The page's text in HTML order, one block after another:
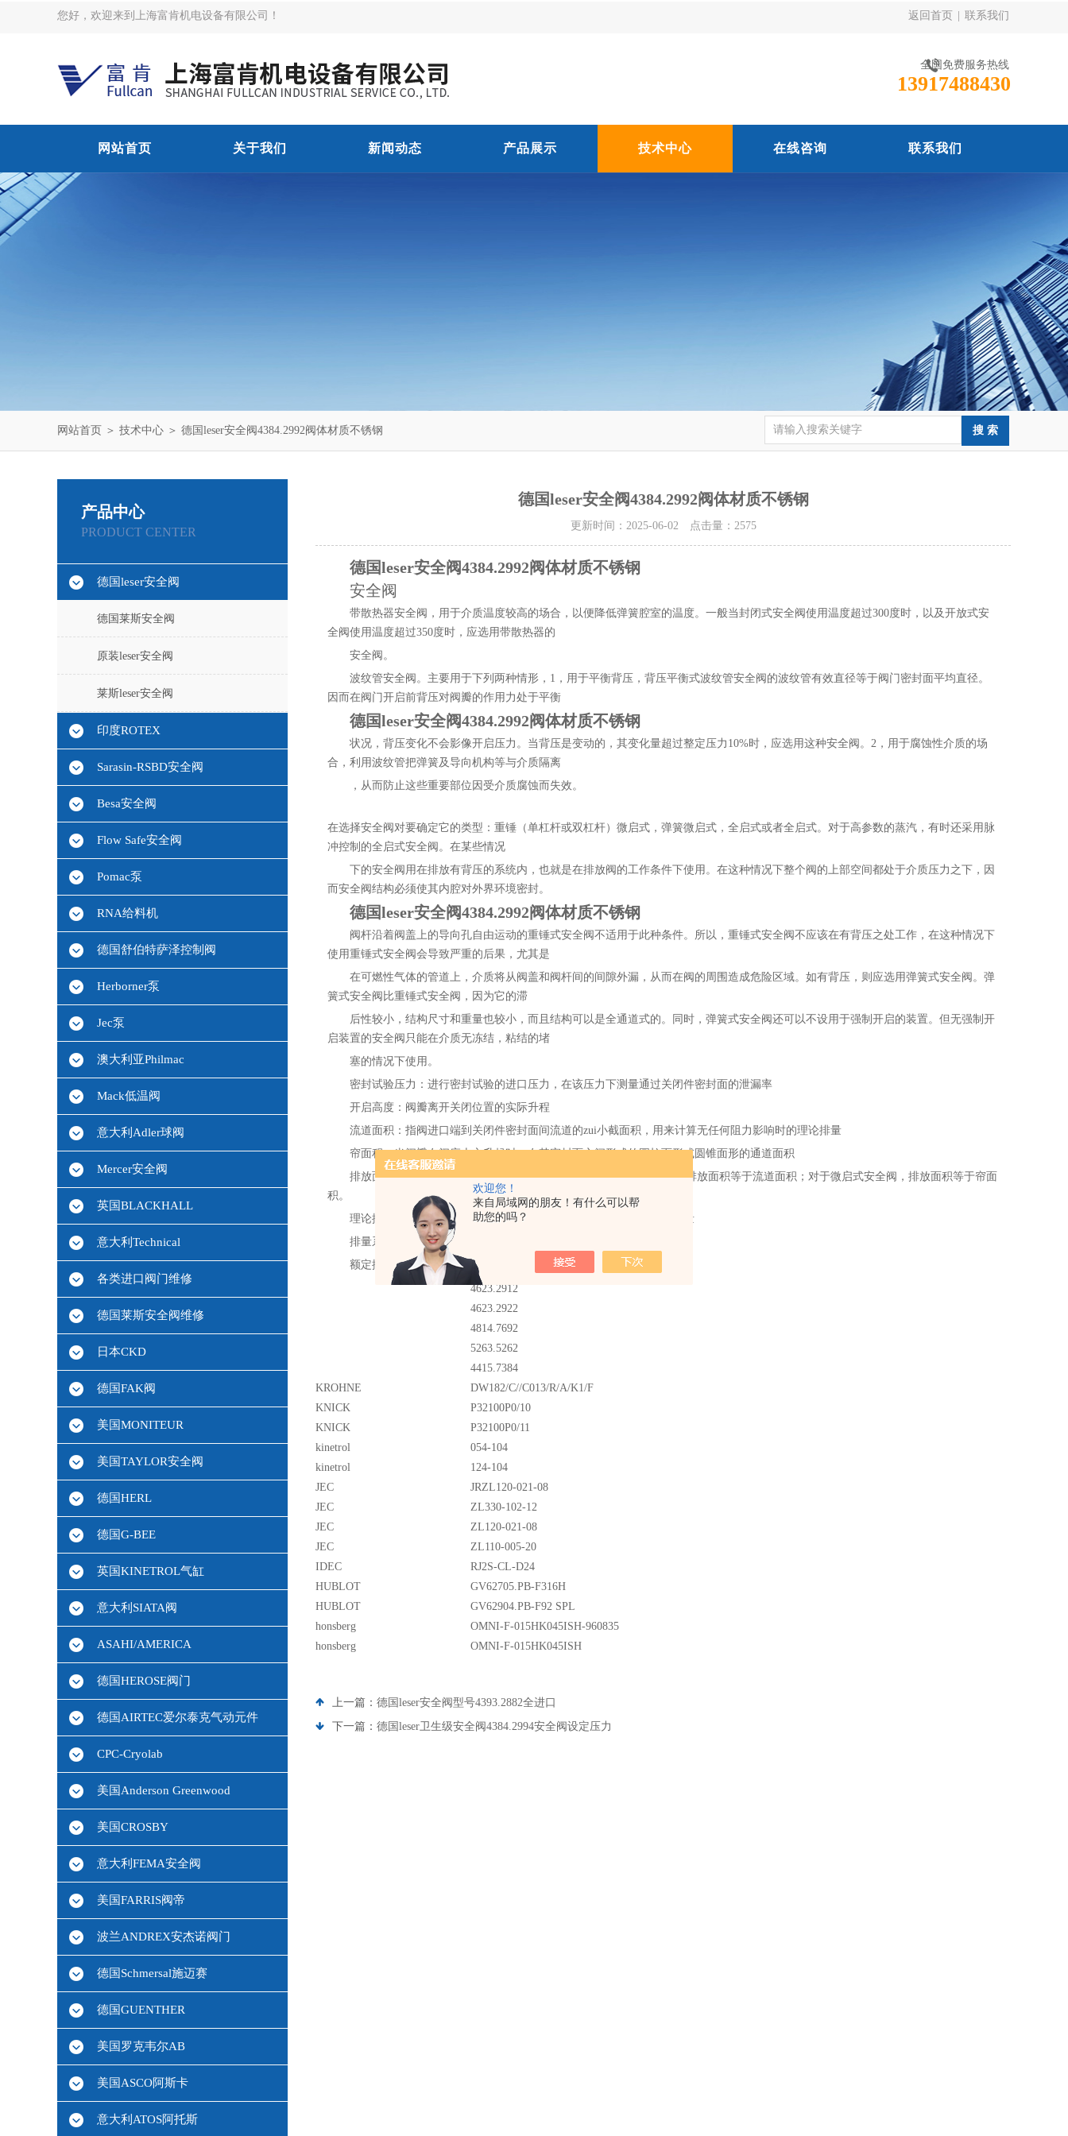
欢迎您！
来自局域网的朋友！有什么可以帮
助您的吗？
您好，欢迎来到上海富肯机电设备有限公司！ 返回首页 联系我们
全国免费服务热线
13917488430
网站首页 关于我们 新闻动态 产品展示 技术中心 在线咨询 联系我们
网站首页 ＞ 技术中心 ＞ 德国leser安全阀4384.2992阀体材质不锈钢
产品中心
PRODUCT CENTER
德国leser安全阀
德国莱斯安全阀
原装leser安全阀
莱斯leser安全阀
印度ROTEX
Sarasin-RSBD安全阀
Besa安全阀
Flow Safe安全阀
Pomac泵
RNA给料机
德国舒伯特萨泽控制阀
Herborner泵
Jec泵
澳大利亚Philmac
Mack低温阀
意大利Adler球阀
Mercer安全阀
英国BLACKHALL
意大利Technical
各类进口阀门维修
德国莱斯安全阀维修
日本CKD
德国FAK阀
美国MONITEUR
美国TAYLOR安全阀
德国HERL
德国G-BEE
英国KINETROL气缸
意大利SIATA阀
ASAHI/AMERICA
德国HEROSE阀门
德国AIRTEC爱尔泰克气动元件
CPC-Cryolab
美国Anderson Greenwood
美国CROSBY
意大利FEMA安全阀
美国FARRIS阀帝
波兰ANDREX安杰诺阀门
德国Schmersal施迈赛
德国GUENTHER
美国罗克韦尔AB
美国ASCO阿斯卡
意大利ATOS阿托斯
德国leser安全阀4384.2992阀体材质不锈钢
更新时间：2025-06-02 点击量： 2575
德国leser安全阀4384.2992阀体材质不锈钢
安全阀
带散热器安全阀，用于介质温度较高的场合，以便降低弹簧腔室的温度。一般当封闭式安全阀使用温度超过300度时，以及开放式安
全阀使用温度超过350度时，应选用带散热器的
安全阀。
波纹管安全阀。主要用于下列两种情形，1，用于平衡背压，背压平衡式波纹管安全阀的波纹管有效直径等于阀门密封面平均直径。
因而在阀门开启前背压对阀瓣的作用力处于平衡
德国leser安全阀4384.2992阀体材质不锈钢
状况，背压变化不会影像开启压力。当背压是变动的，其变化量超过整定压力10%时，应选用这种安全阀。2，用于腐蚀性介质的场
合，利用波纹管把弹簧及导向机构等与介质隔离
，从而防止这些重要部位因受介质腐蚀而失效。
在选择安全阀对要确定它的类型：重锤（单杠杆或双杠杆）微启式，弹簧微启式，全启式或者全启式。对于高参数的蒸汽，有时还采用脉
冲控制的全启式安全阀。在某些情况
下的安全阀用在排放有背压的系统内，也就是在排放阀的工作条件下使用。在这种情况下整个阀的上部空间都处于介质压力之下，因
而安全阀结构必须使其内腔对外界环境密封。
德国leser安全阀4384.2992阀体材质不锈钢
阀杆沿着阀盖上的导向孔自由运动的重锤式安全阀不适用于此种条件。所以，重锤式安全阀不应该在有背压之处工作，在这种情况下
使用重锤式安全阀会导致严重的后果，尤其是
在可燃性气体的管道上，介质将从阀盖和阀杆间的间隙外漏，从而在阀的周围造成危险区域。如有背压，则应选用弹簧式安全阀。弹
簧式安全阀比重锤式安全阀，因为它的滞
后性较小，结构尺寸和重量也较小，而且结构可以是全通道式的。同时，弹簧式安全阀还可以不设用于强制开启的装置。但无强制开
启装置的安全阀只能在介质无冻结，粘结的堵
塞的情况下使用。
密封试验压力：进行密封试验的进口压力，在该压力下测量通过关闭件密封面的泄漏率
开启高度：阀瓣离开关闭位置的实际升程
流道面积：指阀进口端到关闭件密封面间流道的zui小截面积，用来计算无任何阻力影响时的理论排量
帘面积：当阀瓣在阀座上方升起时，在其密封面之间形成的圆柱面形或圆锥面形的通道面积
排放面积：阀门排放时流体通道的zui小截面积，对于全启式安全阀，排放面积等于流道面积；对于微启式安全阀，排放面积等于帘面
积。
理论排量：是流道截面积及安全阀流道面积相等的理想喷管的计算排量
排量系数：实际排量与理论排量的比值
额定排量系数：排量系数与减低系数的乘积
4623.2912
4623.2922
4814.7692
5263.5262
4415.7384
KROHNE
DW182/C//C013/R/A/K1/F
KNICK
P32100P0/10
KNICK
P32100P0/11
kinetrol
054-104
kinetrol
124-104
JEC
JRZL120-021-08
JEC
ZL330-102-12
JEC
ZL120-021-08
JEC
ZL110-005-20
IDEC
RJ2S-CL-D24
HUBLOT
GV62705.PB-F316H
HUBLOT
GV62904.PB-F92 SPL
honsberg
OMNI-F-015HK045ISH-960835
honsberg
OMNI-F-015HK045ISH
上一篇： 德国leser安全阀型号4393.2882全进口
下一篇： 德国leser卫生级安全阀4384.2994安全阀设定压力